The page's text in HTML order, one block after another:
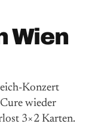
Wien
Konzert
wieder
3×2 Karten.